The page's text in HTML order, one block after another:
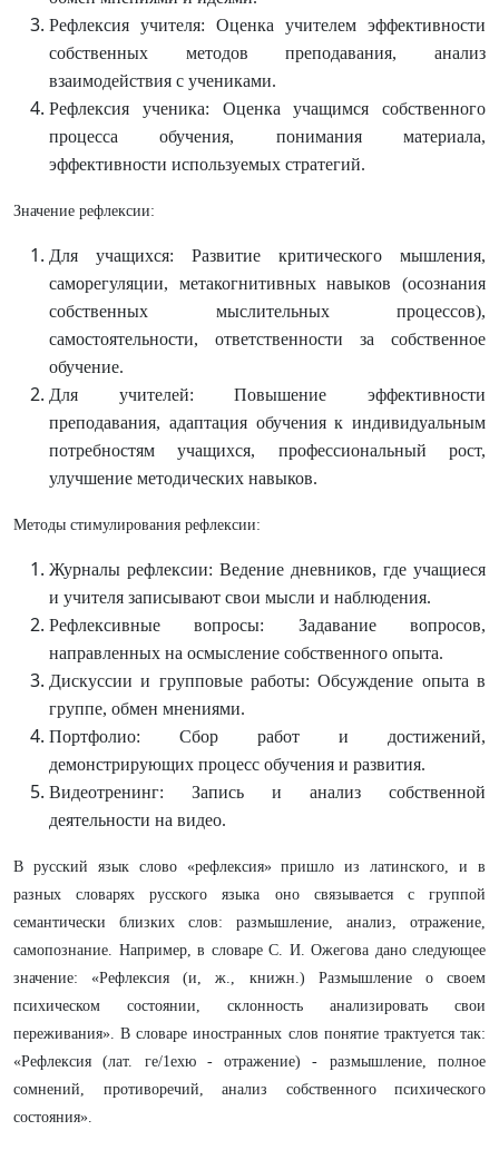
Рефлексия учителя: Оценка учителем эффективности
собственных методов преподавания, анализ
взаимодействия с учениками.
Рефлексия ученика: Оценка учащимся собственного
процесса обучения, понимания материала,
эффективности используемых стратегий.
Значение рефлексии:
Для учащихся: Развитие критического мышления,
саморегуляции, метакогнитивных навыков (осознания
собственных мыслительных процессов),
самостоятельности, ответственности за собственное
обучение.
Для учителей: Повышение эффективности
преподавания, адаптация обучения к индивидуальным
потребностям учащихся, профессиональный рост,
улучшение методических навыков.
Методы стимулирования рефлексии:
Журналы рефлексии: Ведение дневников, где учащиеся
и учителя записывают свои мысли и наблюдения.
Рефлексивные вопросы: Задавание вопросов,
направленных на осмысление собственного опыта.
Дискуссии и групповые работы: Обсуждение опыта в
группе, обмен мнениями.
Портфолио: Сбор работ и достижений,
демонстрирующих процесс обучения и развития.
Видеотренинг: Запись и анализ собственной
деятельности на видео.
В русский язык слово «рефлексия» пришло из латинского, и в
разных словарях русского языка оно связывается с группой
семантически близких слов: размышление, анализ, отражение,
самопознание. Например, в словаре С. И. Ожегова дано следующее
значение: «Рефлексия (и, ж., книжн.) Размышление о своем
психическом состоянии, склонность анализировать свои
переживания». В словаре иностранных слов понятие трактуется так:
«Рефлексия (лат. ге/1ехю - отражение) - размышление, полное
сомнений, противоречий, анализ собственного психического
состояния».